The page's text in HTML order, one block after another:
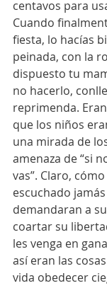
centavos para
Cuando
fiesta, lo hacías
peinada, con la
dispuesto tu
no hacerlo,
reprimenda.
que los niños
una mirada de
amenaza de “si
vas”. Claro,
escuchado
demandaran a
coartar su
les venga en
así eran las
vida obedecer